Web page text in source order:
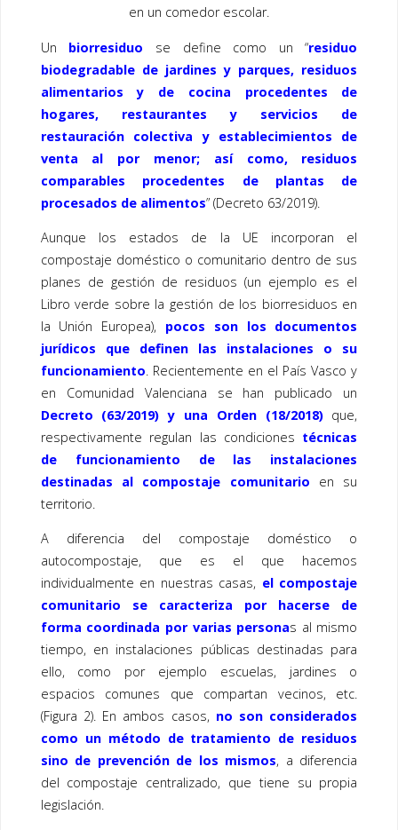
en un comedor escolar.
Un biorresiduo se define como un “residuo
biodegradable de jardines y parques, residuos
alimentarios y de cocina procedentes de
hogares, restaurantes y servicios de
restauración colectiva y establecimientos de
venta al por menor; así como, residuos
comparables procedentes de plantas de
procesados de alimentos” (Decreto 63/2019).
Aunque los estados de la UE incorporan el
compostaje doméstico o comunitario dentro de sus
planes de gestión de residuos (un ejemplo es el
Libro verde sobre la gestión de los biorresiduos en
la Unión Europea), pocos son los documentos
jurídicos que definen las instalaciones o su
funcionamiento. Recientemente en el País Vasco y
en Comunidad Valenciana se han publicado un
Decreto (63/2019) y una Orden (18/2018)que,
respectivamente regulan las condiciones técnicas
de funcionamiento de las instalaciones
destinadas al compostaje comunitario
en su
territorio.
A diferencia del compostaje doméstico o
autocompostaje, que es el que hacemos
individualmente en nuestras casas, el compostaje
comunitario se caracteriza por hacerse de
forma coordinada por varias personas al mismo
tiempo, en instalaciones públicas destinadas para
ello, como por ejemplo escuelas, jardines o
espacios comunes que compartan vecinos, etc.
(Figura 2). En ambos casos, no son considerados
como un método de tratamiento de residuos
sino de prevención de los mismos, a diferencia
del compostaje centralizado, que tiene su propia
legislación.